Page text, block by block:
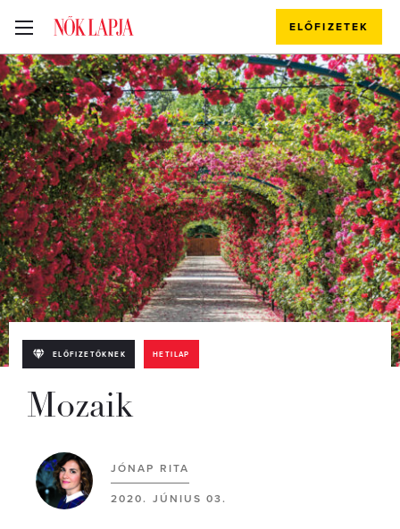
ELŐFIZETEK
ELŐFIZETŐKNEK HETILAP
Mozaik
JÓNAP RITA
2020. JÚNIUS 03.